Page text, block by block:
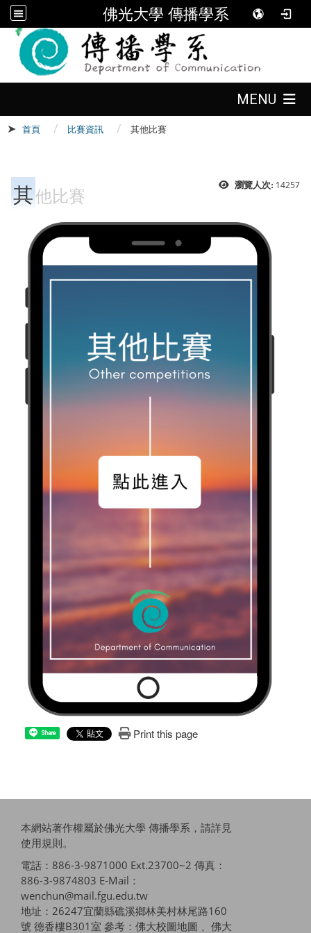
佛光大學 傳播學系
MENU
首頁 比賽資訊 其他比賽
瀏覽人次: 14257
其他比賽
Share Print this page
本網站著作權屬於佛光大學 傳播學系，請詳見
使用規則。
電話：886-3-9871000 Ext.23700~2 傳真：
886-3-9874803 E-Mail：
wenchun@mail.fgu.edu.tw
地址：26247宜蘭縣礁溪鄉林美村林尾路160
號 德香樓B301室 參考： 佛大校圖地圖 、佛大